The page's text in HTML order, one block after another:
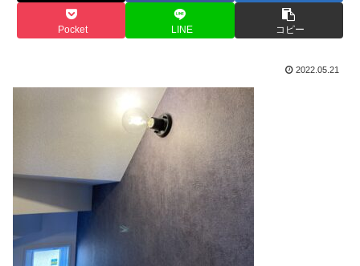
Pocket LINE コピー
2022.05.21